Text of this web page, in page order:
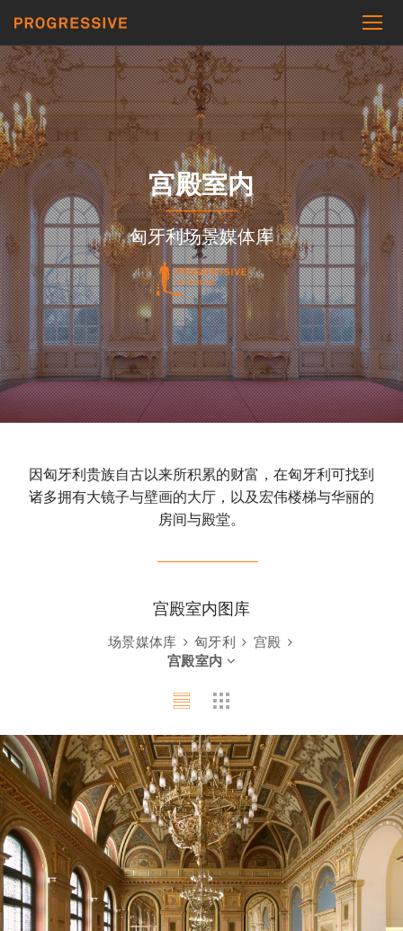
宫殿室内
匈牙利场景媒体库
因匈牙利贵族自古以来所积累的财富，在匈牙利可找到
诸多拥有大镜子与壁画的大厅，以及宏伟楼梯与华丽的
房间与殿堂。
宫殿室内图库
场景媒体库 匈牙利
宫殿
宫殿室内